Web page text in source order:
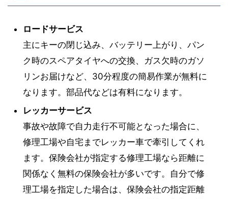
ロードサービス
主にキーの閉じ込み、バッテリー上がり、パン
ク時のスペアタイヤへの交換、ガス欠時のガソ
リンお届けなど、30分程度の簡易作業が無料に
なります。部品代などは有料になります。
レッカーサービス
事故や故障で自力走行不可能となった場合に、
修理工場や自宅までレッカー車で牽引してくれ
ます。保険会社が指定する修理工場なら距離に
関係なく無料の保険会社が多いです。自分で修
理工場を指定した場合は、保険会社の指定距離